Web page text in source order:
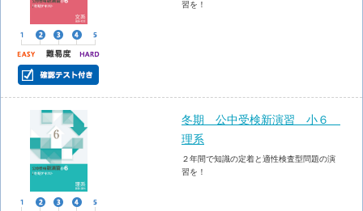
習を！
冬期 公中受検新演習 小６
理系
２年間で知識の定着と適性検査型問題の演
習を！